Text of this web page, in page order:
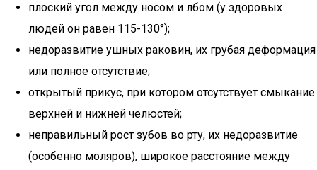
плоский угол между носом и лбом (у здоровых
людей он равен 115-130°);
недоразвитие ушных раковин, их грубая деформация
или полное отсутствие;
открытый прикус, при котором отсутствует смыкание
верхней и нижней челюстей;
неправильный рост зубов во рту, их недоразвитие
(особенно моляров), широкое расстояние между